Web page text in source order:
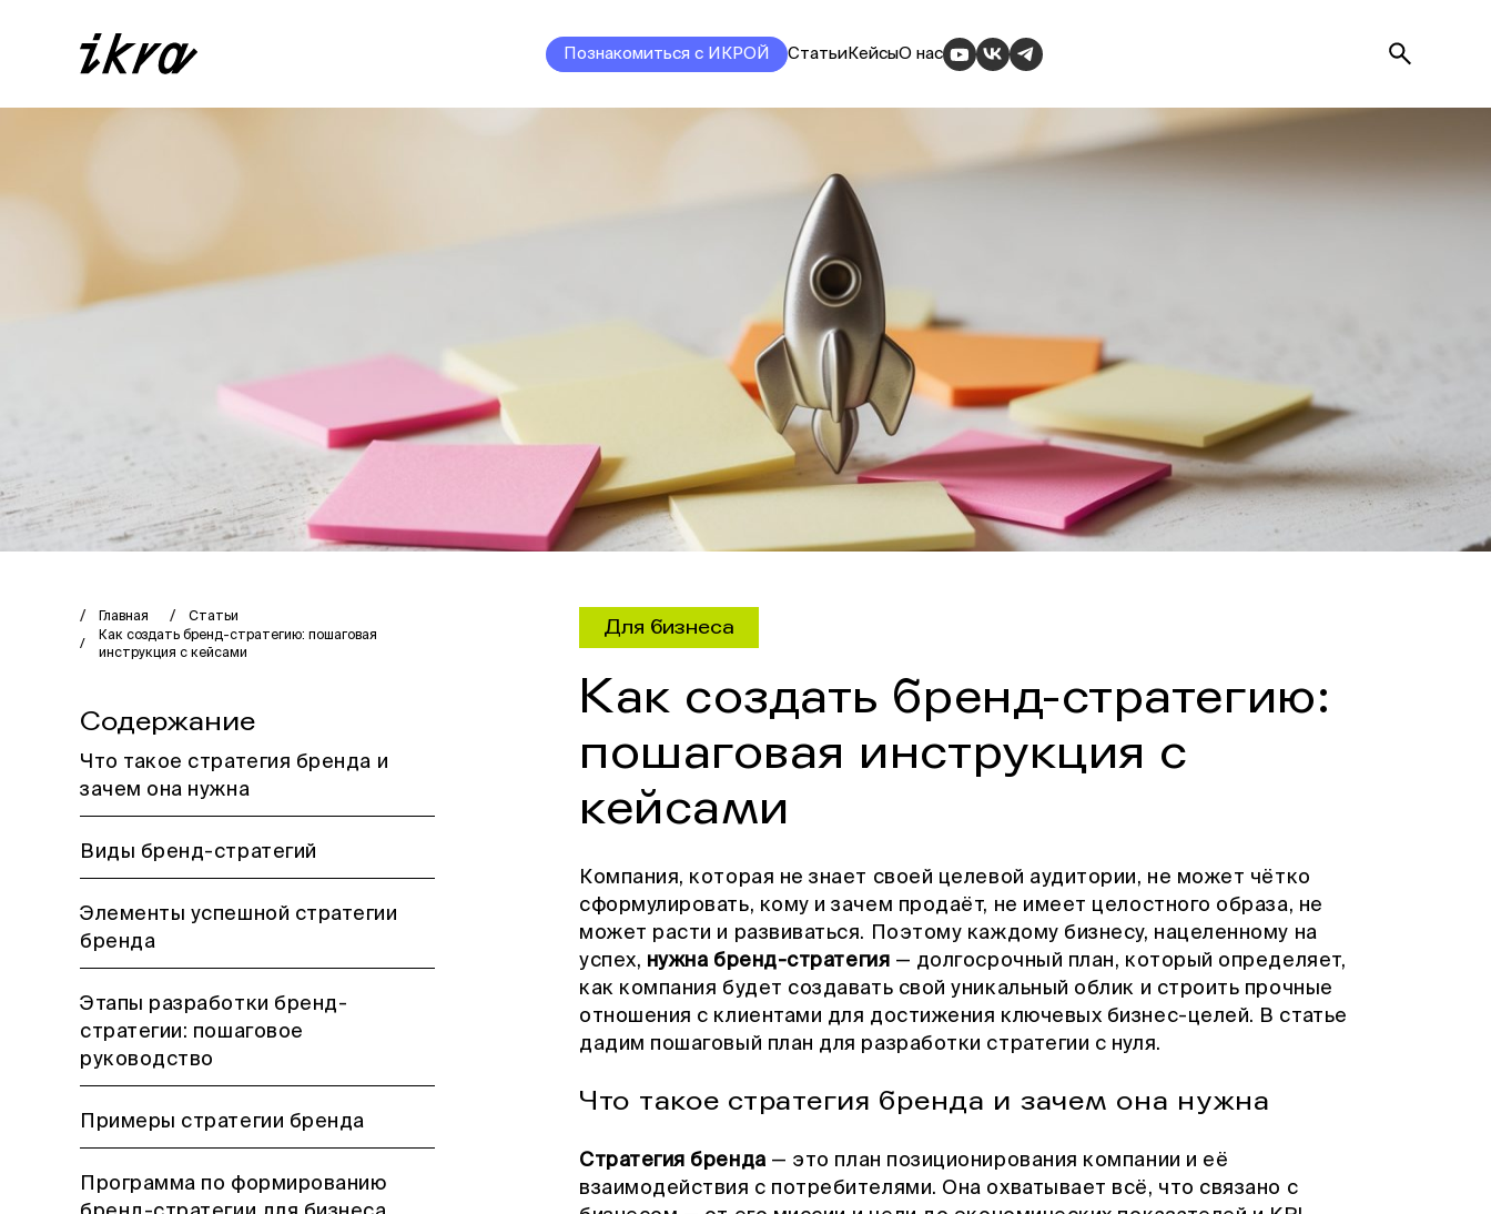
Познакомиться с ИКРОЙ СтатьиКейсыО нас
Главная
Статьи
Как создать бренд-стратегию: пошаговая
инструкция с кейсами
Содержание
Что такое стратегия бренда и
зачем она нужна
Виды бренд-стратегий
Элементы успешной стратегии
бренда
Этапы разработки бренд-
стратегии: пошаговое
руководство
Примеры стратегии бренда
Программа по формированию
Для бизнеса
Как создать бренд-стратегию:
пошаговая инструкция с
кейсами
Компания, которая не знает своей целевой аудитории, не может чётко
сформулировать, кому и зачем продаёт, не имеет целостного образа, не
может расти и развиваться. Поэтому каждому бизнесу, нацеленному на
успех, нужна бренд-стратегия — долгосрочный план, который определяет,
как компания будет создавать свой уникальный облик и строить прочные
отношения с клиентами для достижения ключевых бизнес-целей. В статье
дадим пошаговый план для разработки стратегии с нуля.
Что такое стратегия бренда и зачем она нужна
Стратегия бренда — это план позиционирования компании и её
взаимодействия с потребителями. Она охватывает всё, что связано с